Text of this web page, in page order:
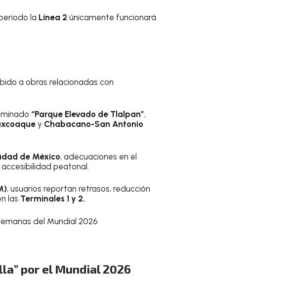
la Línea 2 únicamente funcionará
a obras relacionadas con
“Parque Elevado de Tlalpan”,
y Chabacano-San Antonio
de México, adecuaciones en el
peatonal.
, usuarios reportan retrasos, reducción
las Terminales 1 y 2.
del Mundial 2026
por el Mundial 2026